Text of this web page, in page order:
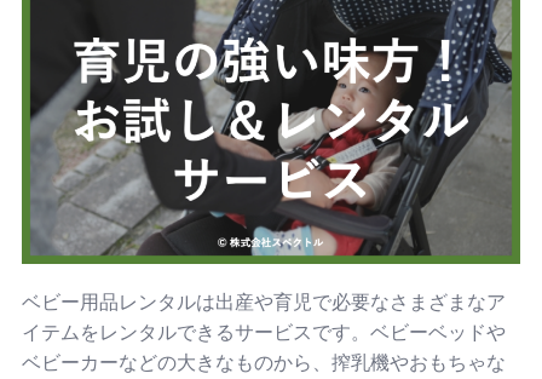
ベビー用品レンタルは出産や育児で必要なさまざまなア
イテムをレンタルできるサービスです。ベビーベッドや
ベビーカーなどの大きなものから、搾乳機やおもちゃな